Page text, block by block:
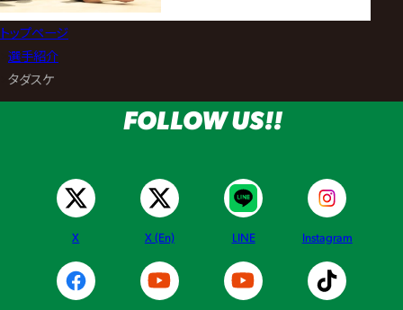
トップページ
選手紹介
タダスケ
FOLLOW US!!
X X (En) LINE Instagram